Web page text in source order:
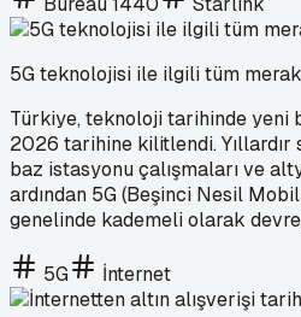
5G teknolojisi ile ilgili tüm
Türkiye, teknoloji tarihinde yeni
2026 tarihine kilitlendi.
baz istasyonu çalışmaları ve
ardından 5G (Beşinci Nesil
genelinde kademeli olarak
5G İnternet